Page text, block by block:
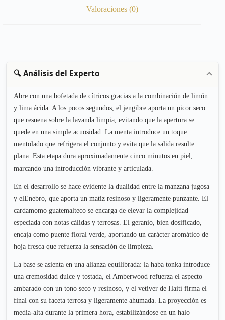
Valoraciones (0)
🔍 Análisis del Experto
Abre con una bofetada de cítricos gracias a la combinación de limón
y lima ácida. A los pocos segundos, el jengibre aporta un picor seco
que resuena sobre la lavanda limpia, evitando que la apertura se
quede en una simple acuosidad. La menta introduce un toque
mentolado que refrigera el conjunto y evita que la salida resulte
plana. Esta etapa dura aproximadamente cinco minutos en piel,
marcando una introducción vibrante y articulada.
En el desarrollo se hace evidente la dualidad entre la manzana jugosa
y elEnebro, que aporta un matiz resinoso y ligeramente punzante. El
cardamomo guatemalteco se encarga de elevar la complejidad
especiada con notas cálidas y terrosas. El geranio, bien dosificado,
encaja como puente floral verde, aportando un carácter aromático de
hoja fresca que refuerza la sensación de limpieza.
La base se asienta en una alianza equilibrada: la haba tonka introduce
una cremosidad dulce y tostada, el Amberwood refuerza el aspecto
ambarado con un tono seco y resinoso, y el vetiver de Haití firma el
final con su faceta terrosa y ligeramente ahumada. La proyección es
media-alta durante la primera hora, estabilizándose en un halo